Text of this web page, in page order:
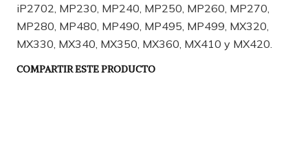
iP2702, MP230, MP240, MP250, MP260, MP270,
MP280, MP480, MP490, MP495, MP499, MX320,
MX330, MX340, MX350, MX360, MX410 y MX420.
COMPARTIR ESTE PRODUCTO